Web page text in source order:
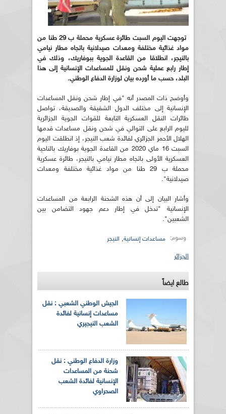
توجهت اليوم السبت طائرة عسكرية محملة ب 29 طنا من
مواد غذائية مختلفة ومعدات صيدلانية باتجاه مطار نيامي
بالنيجر، انطلاقا من القاعدة الجوية ببوفاريك، وذلك في
إطار رابع عملية شحن ونقل للمساعدات الإنسانية إلى هذا
البلد، حسب ما أورده بيان لوزارة الدفاع الوطني.
وأوضح ذات المصدر أنه "في إطار شحن ونقل المساعدات
الإنسانية إلى مختلف الدول الشقيقة والصديقة، تواصل
طائرات النقل العسكرية التابعة للقوات الجوية الجزائرية
لليوم الرابع على التوالي في شحن ونقل مساعدات قدمها
الهلال الأحمر الجزائري لفائدة شعب النيجر، إذ انطلقت اليوم
السبت 16 ماي 2020 من القاعدة الجوية بوفاريك بالناحية
العسكرية الأولى باتجاه مطار نيامي بالنيجر، طائرة عسكرية
محملة ب 29 طنا من مواد غذائية مختلفة ومعدات
صيدلانية".
وأشار البيان إلى أن هذه الشحنة الرابعة من المساعدات
الإنسانية "تدخل في إطار دعم جهود التضامن بين
الشعبين".
وسوم: مساعدات إنسانية, النيجر
الجزائر
طالع ايضاً
الجيش الوطني الشعبي : نقل
مساعدات إنسانية لفائدة
الشعب النيجيري
وزارة الدفاع الوطني : نقل
شحنة من المساعدات
الإنسانية لفائدة الشعب
الصحراوي